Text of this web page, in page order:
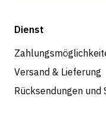
Dienst
Versand & Lieferung
Rücksendungen und